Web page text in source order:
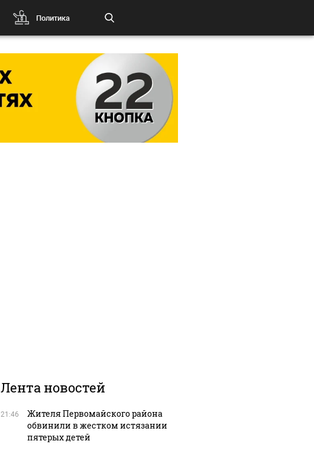
Политика
Лента новостей
21:46
Жителя Первомайского района
обвинили в жестком истязании
пятерых детей